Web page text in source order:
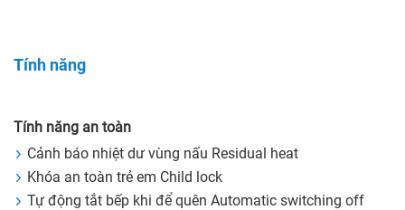
Tính năng
Tính năng an toàn
Cảnh báo nhiệt dư vùng nấu Residual heat
Khóa an toàn trẻ em Child lock
Tự động tắt bếp khi để quên Automatic switching off